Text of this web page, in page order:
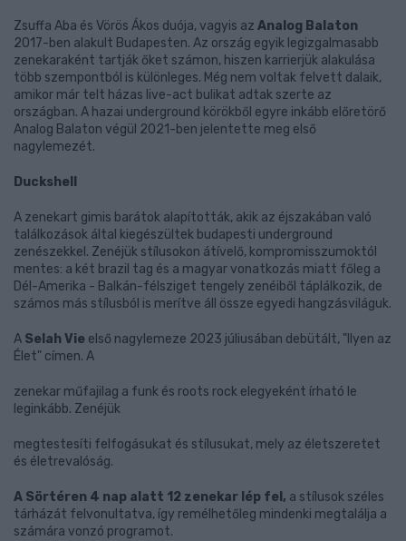
Zsuffa Aba és Vörös Ákos duója, vagyis az Analog Balaton
2017-ben alakult Budapesten. Az ország egyik legizgalmasabb
zenekaraként tartják őket számon, hiszen karrierjük alakulása
több szempontból is különleges. Még nem voltak felvett dalaik,
amikor már telt házas live-act bulikat adtak szerte az
országban. A hazai underground körökből egyre inkább előretörő
Analog Balaton végül 2021-ben jelentette meg első
nagylemezét.
Duckshell
A zenekart gimis barátok alapították, akik az éjszakában való
találkozások által kiegészültek budapesti underground
zenészekkel. Zenéjük stílusokon átívelő, kompromisszumoktól
mentes: a két brazil tag és a magyar vonatkozás miatt főleg a
Dél-Amerika - Balkán-félsziget tengely zenéiből táplálkozik, de
számos más stílusból is merítve áll össze egyedi hangzásviláguk.
A Selah Vie első nagylemeze 2023 júliusában debütált, "Ilyen az
Élet" címen. A
zenekar műfajilag a funk és roots rock elegyeként írható le
leginkább. Zenéjük
megtestesíti felfogásukat és stílusukat, mely az életszeretet
és életrevalóság.
A Sörtéren 4 nap alatt 12 zenekar lép fel, a stílusok széles
tárházát felvonultatva, így remélhetőleg mindenki megtalálja a
számára vonzó programot.